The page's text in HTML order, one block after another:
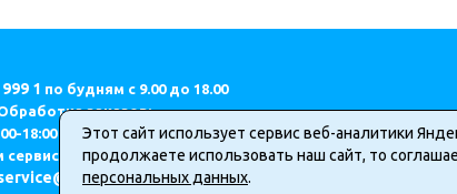
1 по будням с 9.00 до 18.00
заказов:
18:00 (МСК) ПН-ПТ.
сервиса и качества продукции
Этот сайт использует сервис веб-аналитики
продолжаете использовать наш сайт, то
персональных данных.